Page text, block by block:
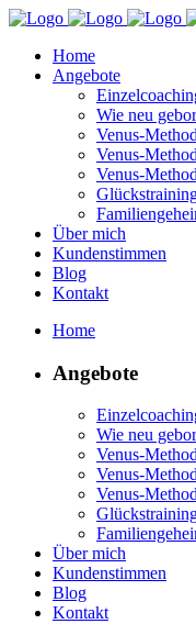
Home
Angebote
Wie neu
Venus-
Venus-
Venus-
Über mich
Kundenstimmen
Blog
Kontakt
Home
Angebote
Wie neu
Venus-
Venus-
Venus-
Über mich
Kundenstimmen
Blog
Kontakt